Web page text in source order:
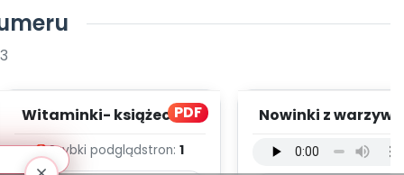
PDF
Witaminki- książeczka
Szybki podglądstron: 1
Nowinki z
wokalna (PD,